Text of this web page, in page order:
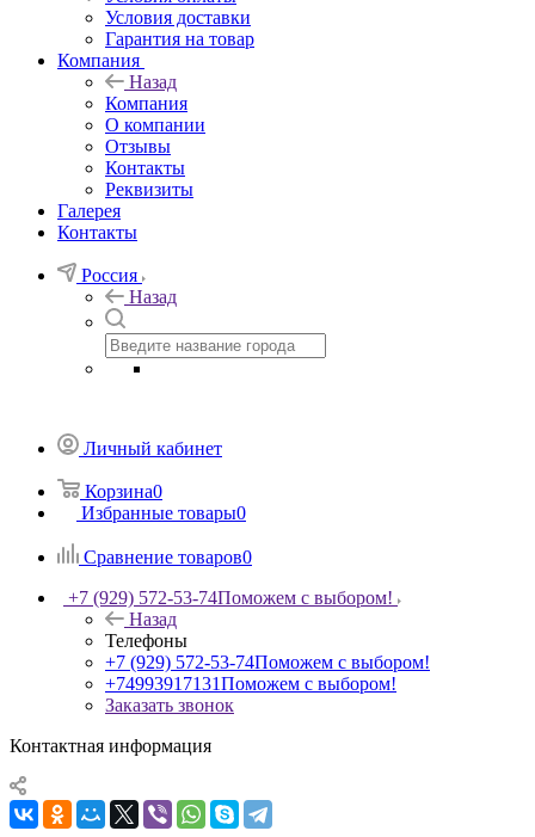
Условия доставки
Гарантия на товар
Компания
Назад
Компания
О компании
Отзывы
Контакты
Реквизиты
Галерея
Контакты
Россия
Назад
Личный кабинет
Корзина0
Избранные товары0
Сравнение товаров0
+7 (929) 572-53-74Поможем с выбором!
Назад
Телефоны
+7 (929) 572-53-74Поможем с выбором!
+74993917131Поможем с выбором!
Заказать звонок
Контактная информация